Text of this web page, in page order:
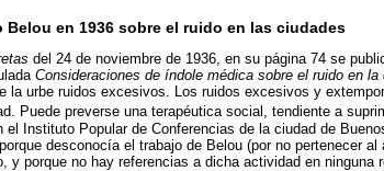
Belou en 1936 sobre el ruido en las ciudades
del 24 de noviembre de 1936, en su página 74 se
Consideraciones de índole médica sobre el ruido en la
la urbe ruidos excesivos. Los ruidos excesivos y
Puede preverse una terapéutica social, tendiente a
el Instituto Popular de Conferencias de la ciudad de
desconocía el trabajo de Belou (por no pertenecer
y porque no hay referencias a dicha actividad en ninguna